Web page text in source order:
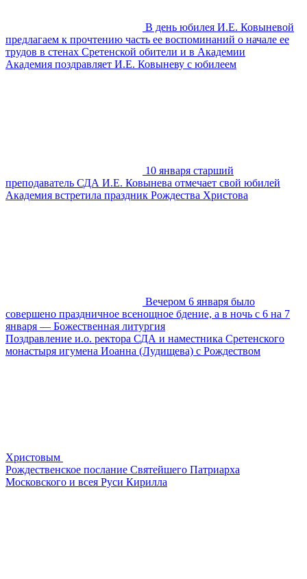
В день юбилея И.Е. Ковыневой
предлагаем к прочтению часть ее воспоминаний о начале ее
трудов в стенах Сретенской обители и в Академии
Академия поздравляет И.Е. Ковыневу с юбилеем
10 января старший
преподаватель СДА И.Е. Ковынева отмечает свой юбилей
Академия встретила праздник Рождества Христова
Вечером 6 января было
совершено праздничное всенощное бдение, а в ночь с 6 на 7
января — Божественная литургия
​​Поздравление и.о. ректора СДА и наместника Сретенского
монастыря игумена Иоанна (Лудищева) с Рождеством
Христовым
Рождественское послание Святейшего Патриарха
Московского и всея Руси Кирилла